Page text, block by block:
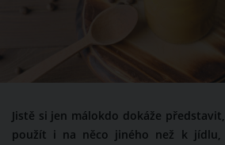
Jistě si jen málokdo dokáže
použít i na něco jiného než k